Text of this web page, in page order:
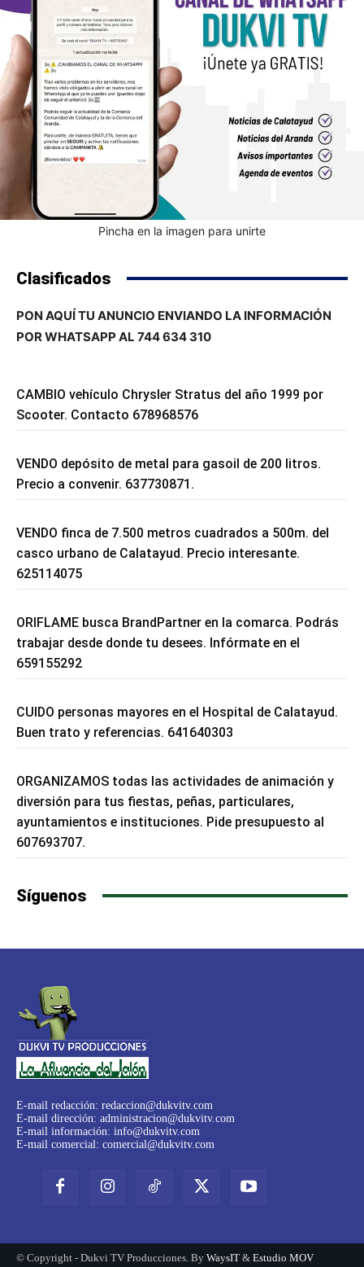
Pincha en la imagen para unirte
Clasificados
PON AQUÍ TU ANUNCIO ENVIANDO LA INFORMACIÓN
POR WHATSAPP AL 744 634 310
CAMBIO vehículo Chrysler Stratus del año 1999 por
Scooter. Contacto 678968576
VENDO depósito de metal para gasoil de 200 litros.
Precio a convenir. 637730871.
VENDO finca de 7.500 metros cuadrados a 500m. del
casco urbano de Calatayud. Precio interesante.
625114075
ORIFLAME busca BrandPartner en la comarca. Podrás
trabajar desde donde tu desees. Infórmate en el
659155292
CUIDO personas mayores en el Hospital de Calatayud.
Buen trato y referencias. 641640303
ORGANIZAMOS todas las actividades de animación y
diversión para tus fiestas, peñas, particulares,
ayuntamientos e instituciones. Pide presupuesto al
607693707.
Síguenos
E-mail redacción: redaccion@dukvitv.com
E-mail dirección: administracion@dukvitv.com
E-mail información: info@dukvitv.com
E-mail comercial: comercial@dukvitv.com
© Copyright - Dukvi TV Producciones. By WaysIT & Estudio MOV